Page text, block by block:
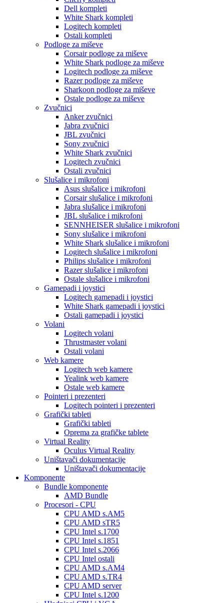
Dell kompleti
White Shark kompleti
Logitech kompleti
Ostali kompleti
Podloge za miševe
Corsair podloge za miševe
White Shark podloge za miševe
Logitech podloge za miševe
Razer podloge za miševe
Sharkoon podloge za miševe
Ostale podloge za miševe
Zvučnici
Anker zvučnici
Jabra zvučnici
JBL zvučnici
Sony zvučnici
White Shark zvučnici
Logitech zvučnici
Ostali zvučnici
Slušalice i mikrofoni
Asus slušalice i mikrofoni
Corsair slušalice i mikrofoni
Jabra slušalice i mikrofoni
JBL slušalice i mikrofoni
SENNHEISER slušalice i mikrofoni
Sony slušalice i mikrofoni
White Shark slušalice i mikrofoni
Logitech slušalice i mikrofoni
Philips slušalice i mikrofoni
Razer slušalice i mikrofoni
Ostale slušalice i mikrofoni
Gamepadi i joystici
Logitech gamepadi i joystici
White Shark gamepadi i joystici
Ostali gamepadi i joystici
Volani
Logitech volani
Thrustmaster volani
Ostali volani
Web kamere
Logitech web kamere
Yealink web kamere
Ostale web kamere
Pointeri i prezenteri
Logitech pointeri i prezenteri
Grafički tableti
Grafički tableti
Oprema za grafičke tablete
Virtual Reality
Oculus Virtual Reality
Uništavači dokumentacije
Uništavači dokumentacije
Komponente
Bundle komponente
AMD Bundle
Procesori - CPU
CPU AMD s.AM5
CPU AMD sTR5
CPU Intel s.1700
CPU Intel s.1851
CPU Intel s.2066
CPU Intel ostali
CPU AMD s.AM4
CPU AMD s.TR4
CPU AMD server
CPU Intel s.1200